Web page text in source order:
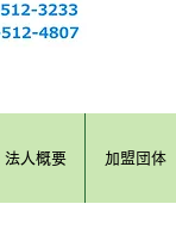
法人概要 加盟団体